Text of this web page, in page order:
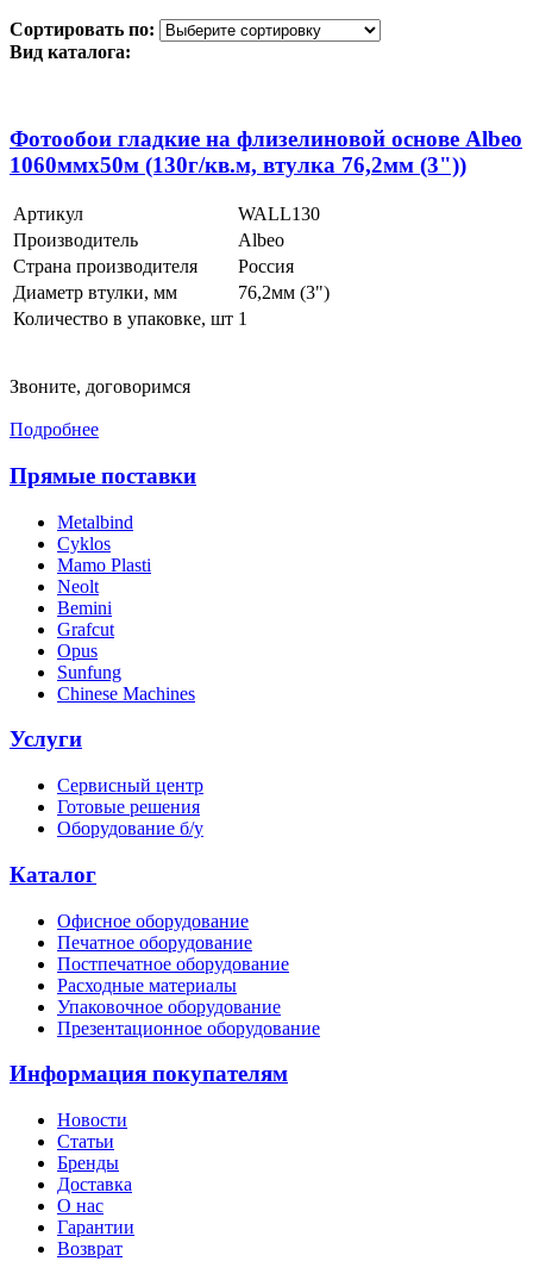
Сортировать по:
Вид каталога:
Фотообои гладкие на флизелиновой основе Albeo
1060ммх50м (130г/кв.м, втулка 76,2мм (3"))
Артикул
WALL130
Производитель
Albeo
Страна производителя
Россия
Диаметр втулки, мм
76,2мм (3")
Количество в упаковке, шт 1
Звоните, договоримся
Подробнее
Прямые поставки
Metalbind
Cyklos
Mamo Plasti
Neolt
Bemini
Grafcut
Opus
Sunfung
Chinese Machines
Услуги
Сервисный центр
Готовые решения
Оборудование б/у
Каталог
Офисное оборудование
Печатное оборудование
Постпечатное оборудование
Расходные материалы
Упаковочное оборудование
Презентационное оборудование
Информация покупателям
Новости
Статьи
Бренды
Доставка
О нас
Гарантии
Возврат